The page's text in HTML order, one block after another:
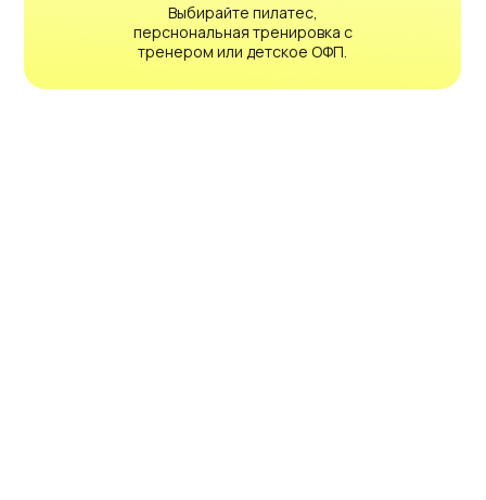
Выбирайте пилатес,
перснональная тренировка с
тренером или детское ОФП.